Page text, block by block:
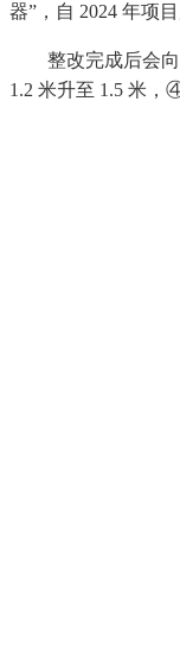
器”，自 2024 年项
整改完成后会向业
1.2 米升至 1.5 米，